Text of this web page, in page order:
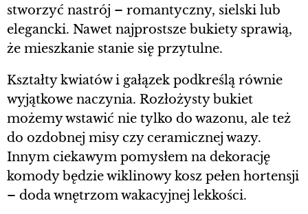
stworzyć nastrój – romantyczny, sielski lub
elegancki. Nawet najprostsze bukiety sprawią,
że mieszkanie stanie się przytulne.
Kształty kwiatów i gałązek podkreślą równie
wyjątkowe naczynia. Rozłożysty bukiet
możemy wstawić nie tylko do wazonu, ale też
do ozdobnej misy czy ceramicznej wazy.
Innym ciekawym pomysłem na dekorację
komody będzie wiklinowy kosz pełen hortensji
– doda wnętrzom wakacyjnej lekkości.